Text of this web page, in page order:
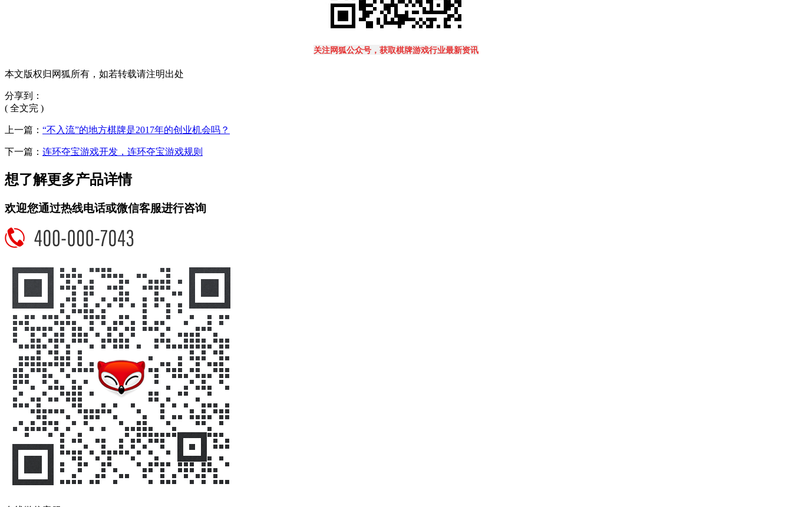
关注网狐公众号，获取棋牌游戏行业最新资讯
本文版权归网狐所有，如若转载请注明出处
分享到：
( 全文完 )
上一篇： “不入流”的地方棋牌是2017年的创业机会吗？
下一篇： 连环夺宝游戏开发，连环夺宝游戏规则
想了解更多产品详情
欢迎您通过热线电话或微信客服进行咨询